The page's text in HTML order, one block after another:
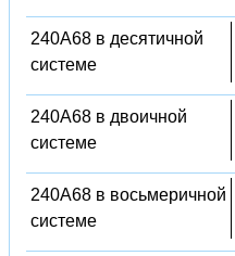
240A68 в десятичной
системе
240A68 в двоичной
системе
240A68 в восьмеричной
системе